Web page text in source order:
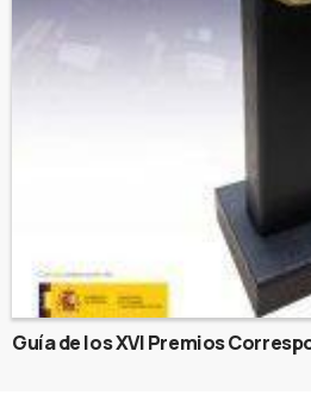
Guía de los XVI Premios